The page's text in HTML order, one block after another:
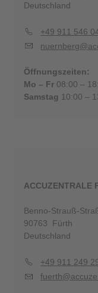
Deutschland
+49 911 546
Öffnungszeiten:
Mo – Fr08:00 –
Samstag 10:00 –
ACCUZENTRALE
Benno-Strauß-
90763 Fürth
Deutschland
+49 911 249